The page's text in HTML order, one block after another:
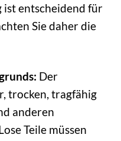
entscheidend für
Sie daher die
Der
trocken, tragfähig
anderen
Teile müssen